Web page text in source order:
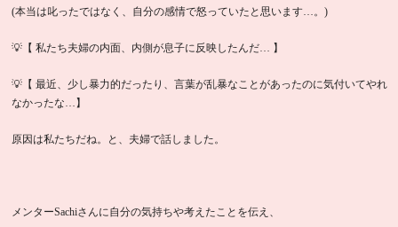
(本当は叱ったではなく、自分の感情で怒っていたと思います…。)
💡【 私たち夫婦の内面、内側が息子に反映したんだ… 】
💡【 最近、少し暴力的だったり、言葉が乱暴なことがあったのに気付いてやれ
なかったな…】
原因は私たちだね。と、夫婦で話しました。
メンターSachiさんに自分の気持ちや考えたことを伝え、